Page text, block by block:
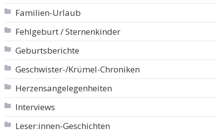
Familien-Urlaub
Fehlgeburt / Sternenkinder
Geburtsberichte
Geschwister-/Krümel-Chroniken
Herzensangelegenheiten
Interviews
Leser:innen-Geschichten